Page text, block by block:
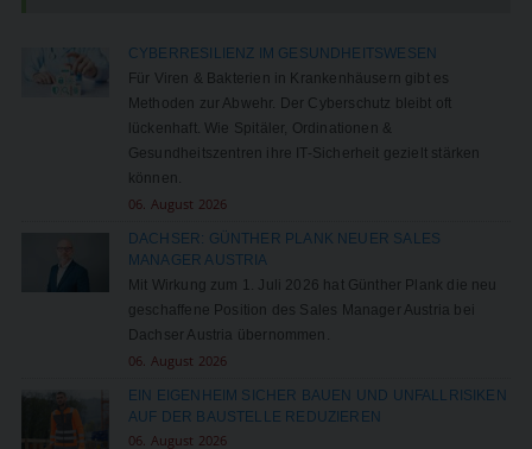
CYBERRESILIENZ IM GESUNDHEITSWESEN
Für Viren & Bakterien in Krankenhäusern gibt es
Methoden zur Abwehr. Der Cyberschutz bleibt oft
lückenhaft. Wie Spitäler, Ordinationen &
Gesundheitszentren ihre IT-Sicherheit gezielt stärken
können.
06. August 2026
DACHSER: GÜNTHER PLANK NEUER SALES
MANAGER AUSTRIA
Mit Wirkung zum 1. Juli 2026 hat Günther Plank die neu
geschaffene Position des Sales Manager Austria bei
Dachser Austria übernommen.
06. August 2026
EIN EIGENHEIM SICHER BAUEN UND UNFALLRISIKEN
AUF DER BAUSTELLE REDUZIEREN
06. August 2026